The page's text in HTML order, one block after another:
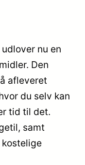
nu en
Den
afleveret
du selv kan
tid til det.
samt